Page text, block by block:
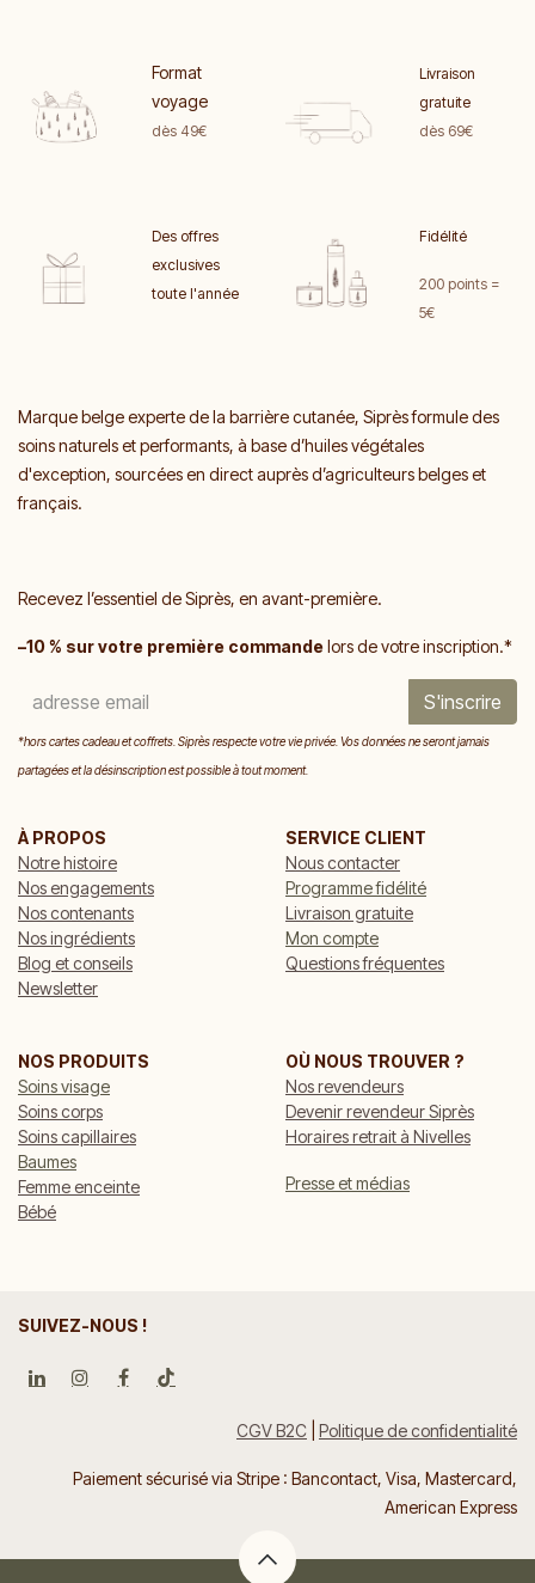
Format
voyage
dès 49€
Livraison
gratuite
dès 69€
Des offres
exclusives
toute l'année
Fidélité
200 points =
5€
Marque belge experte de la barrière cutanée, Siprès formule des
soins naturels et performants, à base d’huiles végétales
d'exception, sourcées en direct auprès d’agriculteurs belges et
français.
Recevez l’essentiel de Siprès, en avant-première.
–10 % sur votre première commandelors de votre inscription.*
S'inscrire
*hors cartes cadeau et coffrets. Siprès respecte votre vie privée. Vos données ne seront jamais
partagées et la désinscription est possible à tout moment.
À PROPOS
Notre histoire
Nos engagements
Nos contenants
Nos ingrédients
Blog et conseils
Newsletter
SERVICE CLIENT
Nous contacter
Programme fidélité
Livraison gratuite
Mon compte
Questions fréquentes
NOS PRODUITS
Soins visage
Soins corps
Soins capillaires
Baumes
Femme enceinte
Bébé
OÙ NOUS TROUVER ?
Nos revendeurs
Devenir revendeur Siprès
Horaires retrait à Nivelles
Presse et médias
SUIVEZ-NOUS !
CGV B2C Politique de confidentialité
Paiement sécurisé via Stripe : Bancontact, Visa, Mastercard,
American Express